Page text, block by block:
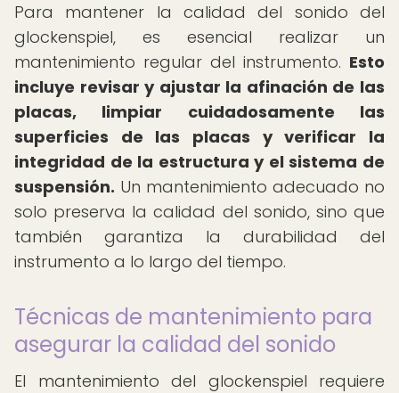
Para mantener la calidad del sonido del
glockenspiel, es esencial realizar un
mantenimiento regular del instrumento. Esto
incluye revisar y ajustar la afinación de las
placas, limpiar cuidadosamente las
superficies de las placas y verificar la
integridad de la estructura y el sistema de
suspensión. Un mantenimiento adecuado no
solo preserva la calidad del sonido, sino que
también garantiza la durabilidad del
instrumento a lo largo del tiempo.
Técnicas de mantenimiento para
asegurar la calidad del sonido
El mantenimiento del glockenspiel requiere